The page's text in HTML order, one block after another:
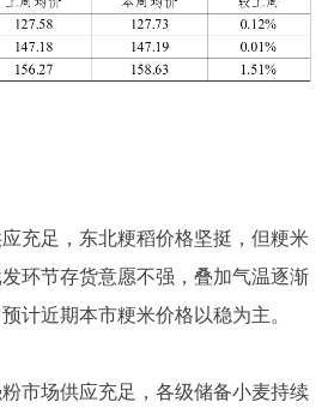
充足，东北粳稻价格坚挺，但粳米
环节存货意愿不强，叠加气温逐渐
计近期本市粳米价格以稳为主。
市场供应充足，各级储备小麦持续